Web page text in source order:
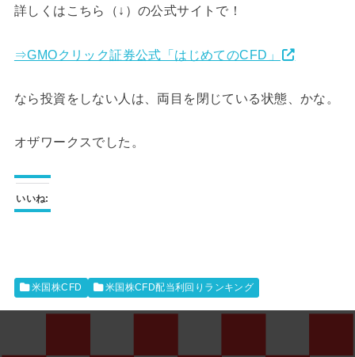
詳しくはこちら（↓）の公式サイトで！
⇒GMOクリック証券公式「はじめてのCFD」
なら投資をしない人は、両目を閉じている状態、かな。
オザワークスでした。
いいね:
米国株CFD 米国株CFD配当利回りランキング